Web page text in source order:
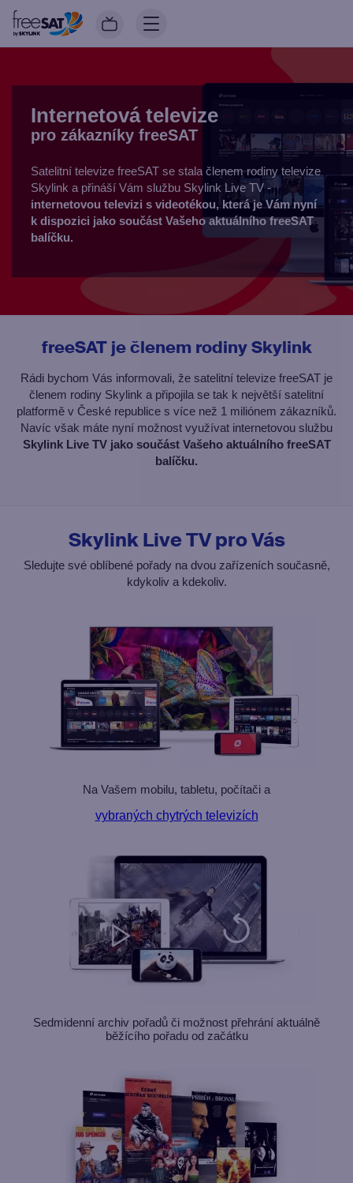
Internetová televize
pro zákazníky freeSAT
Satelitní televize freeSAT se stala členem rodiny televize
Skylink a přináší Vám službu Skylink Live TV -
internetovou televizi s videotékou, která je Vám nyní
k dispozici jako součást Vašeho aktuálního freeSAT
balíčku.
freeSAT je členem rodiny Skylink
Rádi bychom Vás informovali, že satelitní televize freeSAT je
členem rodiny Skylink a připojila se tak k největší satelitní
platformě v České republice s více než 1 miliónem zákazníků.
Navíc však máte nyní možnost využívat internetovou službu
Skylink Live TV jako součást Vašeho aktuálního freeSAT
balíčku.
Skylink Live TV pro Vás
Sledujte své oblíbené pořady na dvou zařízeních současně,
kdykoliv a kdekoliv.
Na Vašem mobilu, tabletu, počítači a
vybraných chytrých televizích
Sedmidenní archiv pořadů či možnost přehrání aktuálně
běžícího pořadu od začátku